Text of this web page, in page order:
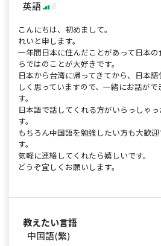
英語
こんにちは、初めまして。
れいと申します。
一年間日本に住んだことがあって日本
らではのことが大好きです。
日本から台湾に帰ってきてから、日本
しく思っていますので、一緒にお話が
す。
日本語で話してくれる方がいらっしゃ
す。
もちろん中国語を勉強したい方も大歓
す。
気軽に連絡してくれたら嬉しいです。
どうぞ宜しくお願いします。
教えたい言語
中国語(繁)